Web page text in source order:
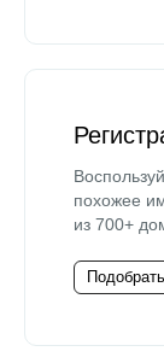
похожее
из 700+